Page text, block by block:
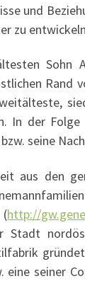
und
zu
Sohn
Rand
In der
seine
aus den
http://
Stadt
eine seiner